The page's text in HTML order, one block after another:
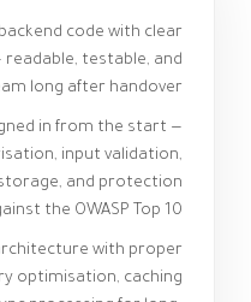
code with clear
testable, and
long after handover
in from the start —
input validation,
and protection
the OWASP Top 10
with proper
optimisation, caching